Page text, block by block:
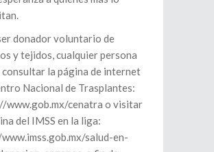
donador voluntario de
y tejidos, cualquier persona
consultar la página de internet
Nacional de Trasplantes:
www.gob.mx/cenatra o visitar
del IMSS en la liga:
salud-en-